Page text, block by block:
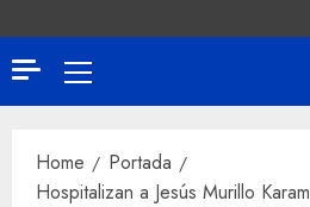
Home
Portada
Hospitalizan a Jesús Murillo